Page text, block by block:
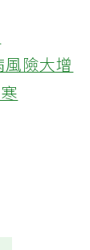
險大增